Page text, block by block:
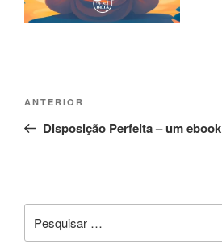
ANTERIOR
Disposição Perfeita – um ebook